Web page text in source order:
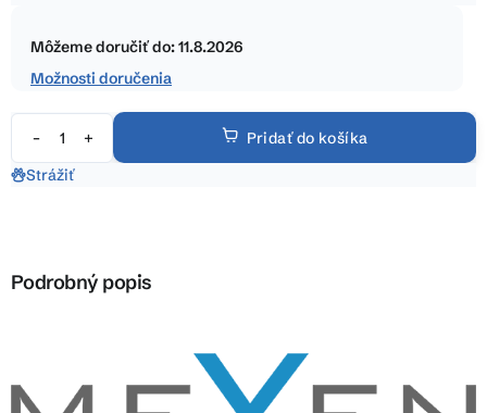
cena:
Môžeme doručiť do:11.8.2026
Možnosti doručenia
Pridať do košíka
Strážiť
Podrobný popis